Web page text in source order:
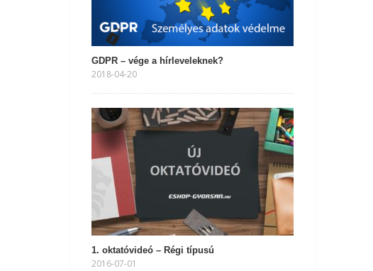
GDPR – vége a hírleveleknek?
2018-04-20
1. oktatóvideó – Régi típusú
2016-07-01